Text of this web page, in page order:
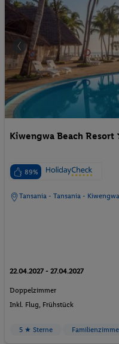
Kiwengwa Beach Resort
89%
Tansania - Tansania -
22.04.2027 - 27.04.2027
Doppelzimmer
Inkl. Flug, Frühstück
5 ★ Sterne